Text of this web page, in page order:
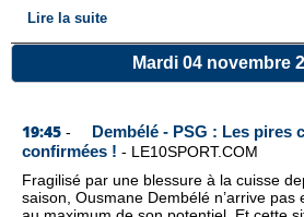
Lire la suite
Mardi 04 novembre
19:45 -
Dembélé - PSG : Les pires
confirmées ! - LE10SPORT.COM
Fragilisé par une blessure à la cuisse
saison, Ousmane Dembélé n’arrive pas